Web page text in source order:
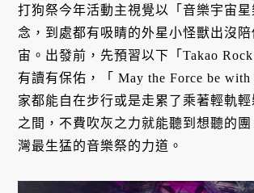
打狗祭今年活動主視覺以「音樂宇宙
念，到處都有吸睛的外星小怪獸出沒
宙。出發前，先預習以下「Takao
有讀有保佑，「 May the Force be
家都能自在步行或是走累了乘著輕軌
之間，不費吹灰之力就能聽到想聽的
灣最生猛的音樂祭的力道。